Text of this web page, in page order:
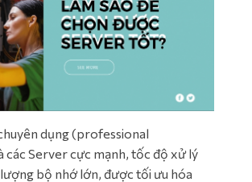
dụng (professional
Server cực mạnh, tốc độ xử lý
bộ nhớ lớn, được tối ưu hóa